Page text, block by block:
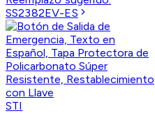
SS2382EV-ES
STI